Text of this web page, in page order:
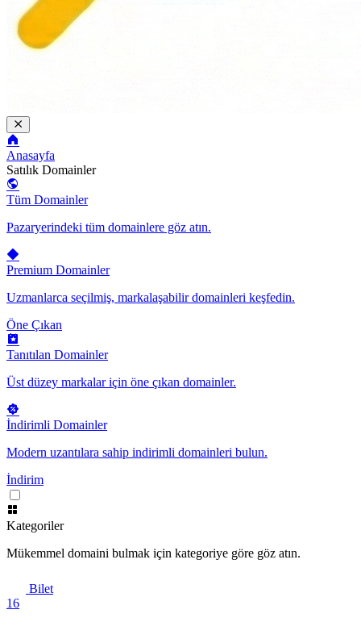
Anasayfa
Satılık Domainler
Tüm Domainler
Pazaryerindeki tüm domainlere göz atın.
Premium Domainler
Uzmanlarca seçilmiş, markalaşabilir domainleri keşfedin.
Öne Çıkan
Tanıtılan Domainler
Üst düzey markalar için öne çıkan domainler.
İndirimli Domainler
Modern uzantılara sahip indirimli domainleri bulun.
İndirim
Kategoriler
Mükemmel domaini bulmak için kategoriye göre göz atın.
Bilet
16